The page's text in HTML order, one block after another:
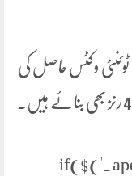
کوئنٹر ایبل نے اب تک 30 ٹی ٹوئنٹی وکٹس حاصل کی